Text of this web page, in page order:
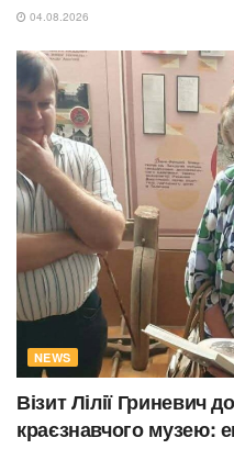
04.08.2026
NEWS
Візит Лілії Гриневич
краєзнавчого музею: